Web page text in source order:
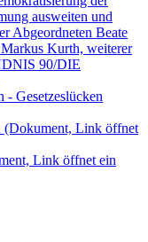
ausweiten und
Abgeordneten Beate
Kurth, weiterer
90/DIE
- Gesetzeslücken
(Dokument, Link öffnet
Link öffnet ein